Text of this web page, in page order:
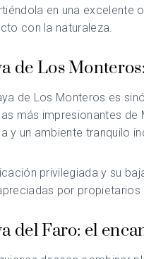
en una excelente
con la naturaleza.
de Los
de Los Monteros es
más impresionantes
y un ambiente tranquilo
privilegiada y su
por
del Faro: el